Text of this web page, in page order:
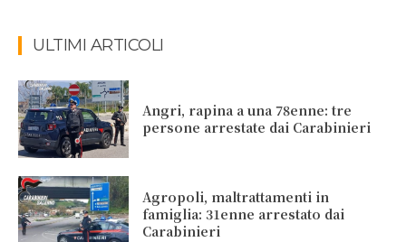
ULTIMI ARTICOLI
Angri, rapina a una 78enne: tre
persone arrestate dai Carabinieri
Agropoli, maltrattamenti in
famiglia: 31enne arrestato dai
Carabinieri